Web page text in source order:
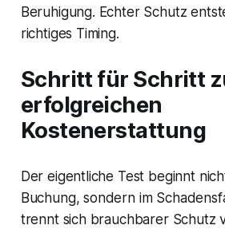
Beruhigung. Echter Schutz
richtiges Timing.
Schritt für Schritt
erfolgreichen
Kostenerstattung
Der eigentliche Test beginnt
Buchung, sondern im
trennt sich brauchbarer Schutz